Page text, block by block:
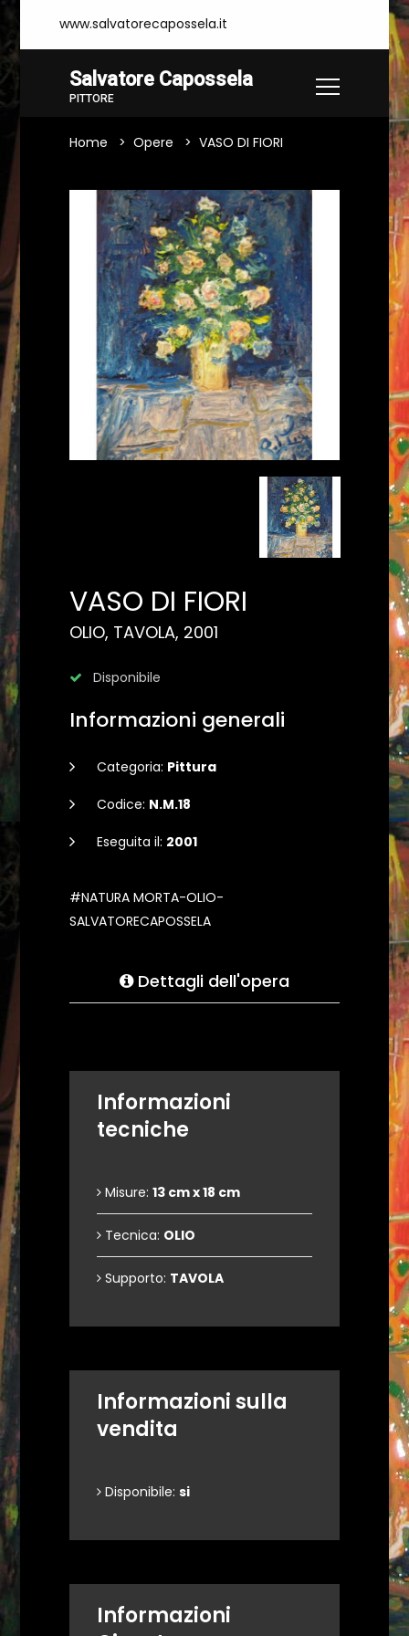
www.salvatorecapossela.it
Salvatore Capossela
PITTORE
Home Opere VASO DI FIORI
VASO DI FIORI
OLIO, TAVOLA, 2001
Disponibile
Informazioni generali
Categoria: Pittura
Codice: N.M.18
Eseguita il: 2001
#NATURA MORTA-OLIO-
SALVATORECAPOSSELA
Dettagli dell'opera
Informazioni
tecniche
Misure: 13 cm x 18 cm
Tecnica: OLIO
Supporto: TAVOLA
Informazioni sulla
vendita
Disponibile: si
Informazioni